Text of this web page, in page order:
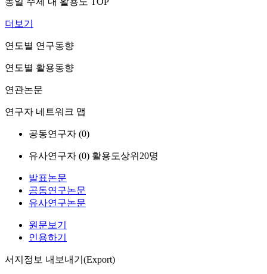
더보기
연도별 연구동향
연도별 활용동향
연관논문
연구자 네트워크 맵
공동연구자 (0)
유사연구자 (0) 활용도상위20명
발표논문
공동연구논문
유사연구논문
원문보기
인용하기
서지정보 내보내기(Export)